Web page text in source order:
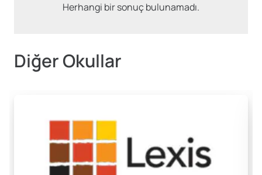
Herhangi bir sonuç bulunamadı.
Diğer Okullar